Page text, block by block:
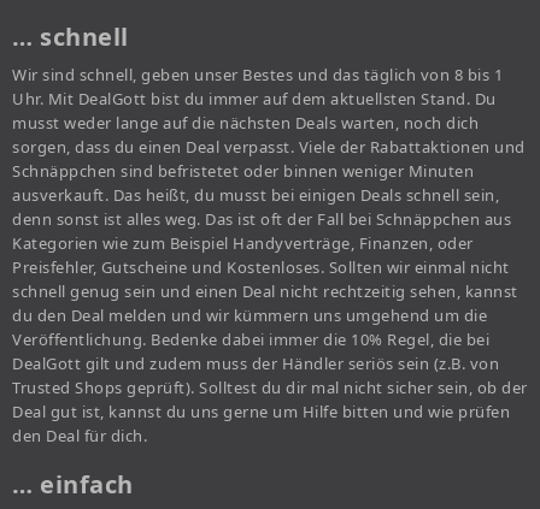
… schnell
Wir sind schnell, geben unser Bestes und das täglich von 8 bis 1
Uhr. Mit DealGott bist du immer auf dem aktuellsten Stand. Du
musst weder lange auf die nächsten Deals warten, noch dich
sorgen, dass du einen Deal verpasst. Viele der Rabattaktionen und
Schnäppchen sind befristetet oder binnen weniger Minuten
ausverkauft. Das heißt, du musst bei einigen Deals schnell sein,
denn sonst ist alles weg. Das ist oft der Fall bei Schnäppchen aus
Kategorien wie zum Beispiel Handyverträge, Finanzen, oder
Preisfehler, Gutscheine und Kostenloses. Sollten wir einmal nicht
schnell genug sein und einen Deal nicht rechtzeitig sehen, kannst
du den Deal melden und wir kümmern uns umgehend um die
Veröffentlichung. Bedenke dabei immer die 10% Regel, die bei
DealGott gilt und zudem muss der Händler seriös sein (z.B. von
Trusted Shops geprüft). Solltest du dir mal nicht sicher sein, ob der
Deal gut ist, kannst du uns gerne um Hilfe bitten und wie prüfen
den Deal für dich.
… einfach